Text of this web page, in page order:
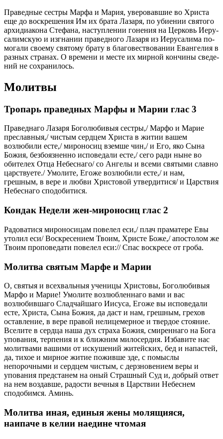
Пра­вед­ные сест­ры Мар­фа и Ма­рия, уве­ро­вав­шие во Хри­ста
еще до вос­кре­ше­ния Им их бра­та Ла­за­ря, по уби­е­нии свя­то­го
ар­хи­ди­а­ко­на Сте­фа­на, на­ступ­ле­нии го­не­ния на Цер­ковь Иеру­
са­лим­скую и из­гна­нии пра­вед­но­го Ла­за­ря из Иеру­са­ли­ма по­
мо­га­ли сво­е­му свя­то­му бра­ту в бла­го­вест­во­ва­нии Еван­ге­лия в
раз­ных стра­нах. О вре­ме­ни и ме­сте их мир­ной кон­чи­ны све­де­
ний не со­хра­ни­лось.
Молитвы
Тропарь праведных Марфы и Марии глас 3
Праведнаго Лазаря Боголюбивыя сестры,/ Марфо и Марие
преславныя,/ чистым сердцем Христа в житии вашем
возлюбили есте,/ мироносиц вземше чин,/ и Его, яко Сына
Божия, безбоязненно исповедали есте,/ сего ради ныне во
обителех Отца Небеснаго/ со Ангелы и всеми святыми славно
царствуете./ Умолите, Егоже возлюбили есте,/ и нам,
грешным, в вере и любви Христовой утвердитися/ и Царствия
Небеснаго сподобитися.
Кондак Недели жен-мироносиц глас 2
Радоватися мироносицам повелел еси,/ плач праматере Евы
утолил еси/ Воскресением Твоим, Христе Боже,/ апостолом же
Твоим проповедати повелел еси:// Спас воскресе от гроба.
Молитва святым Марфе и Марии
О, святыя и всехвальныя ученицы Христовы, Боголюбивыя
Марфо и Марие! Умолите возлюбленнаго вами и вас
возлюбившаго Сладчайшаго Иисуса, Егоже вы исповедали
есте, Христа, Сына Божия, да даст и нам, грешным, грехов
оставление, в вере правой нелицемерное и твердое стояние.
Вселите в сердца наша дух страха Божия, смиреннаго на Бога
упования, терпения и к ближним милосердия. Избавите нас
молитвами вашими от искушений житейских, бед и напастей,
да, тихое и мирное житие поживше зде, с помыслы
непорочными и сердцем чистым, с дерзновением веры и
упования предстанем на оный Страшный Суд и, добрый ответ
на нем воздавше, радости вечныя в Царствии Небеснем
сподобимся. Аминь.
Молитва иная, единыя жены молящияся,
наипаче в келии наедине чтомая